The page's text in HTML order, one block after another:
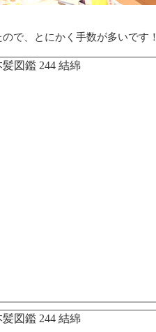
で、とにかく手数が多いです！